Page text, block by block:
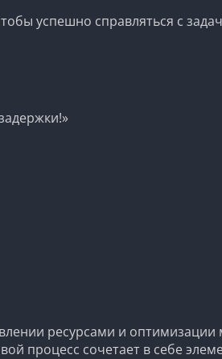
успешно справляться с
ресурсами и
процесс сочетает в себе